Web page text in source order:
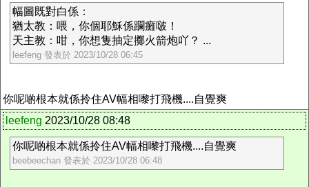
幅圖既對白係：
猶太教：喂，你個耶穌係躝癱啵！
天主教：咁，你想隻抽定擲火箭炮吖？ ...
leefeng 發表於 2023/10/28 06:45
你呢啲根本就係拎住AV幅相嚟打飛機....自覺爽
leefeng 2023/10/28 08:48
你呢啲根本就係拎住AV幅相嚟打飛機....自覺爽
beebeechan 發表於 2023/10/28 06:48